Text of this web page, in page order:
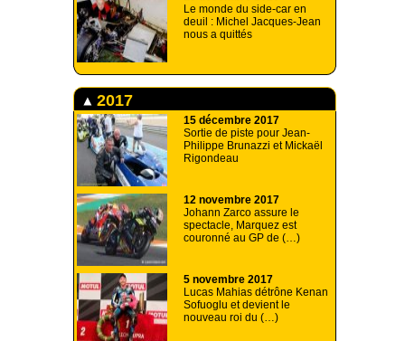
Le monde du side-car en
deuil : Michel Jacques-Jean
nous a quittés
2017
15 décembre 2017
Sortie de piste pour Jean-
Philippe Brunazzi et Mickaël
Rigondeau
12 novembre 2017
Johann Zarco assure le
spectacle, Marquez est
couronné au GP de (…)
5 novembre 2017
Lucas Mahias détrône Kenan
Sofuoglu et devient le
nouveau roi du (…)